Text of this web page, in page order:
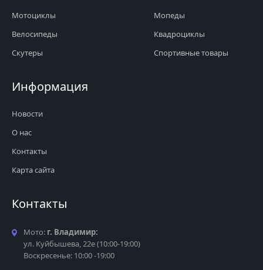
Мотоциклы
Велосипеды
Скутеры
Мопеды
Квадроциклы
Спортивные товары
Информация
Новости
О нас
Контакты
Карта сайта
Контакты
Мото: г. Владимир:
ул. Куйбышева, 22е (10:00-19:00)
Воскресенье: 10:00 -19:00